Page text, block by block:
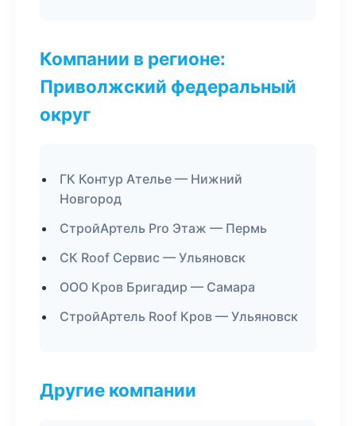
Компании в регионе:
Приволжский федеральный
округ
ГК Контур Ателье — Нижний
Новгород
СтройАртель Pro Этаж — Пермь
СК Roof Сервис — Ульяновск
ООО Кров Бригадир — Самара
СтройАртель Roof Кров — Ульяновск
Другие компании